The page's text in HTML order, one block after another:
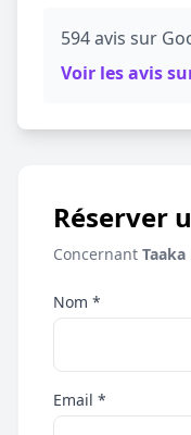
594 avis sur
Voir les avis
Réserver
Concernant Taaka
Nom *
Email *